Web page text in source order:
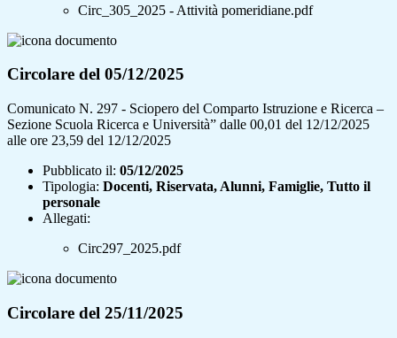
Circ_305_2025 - Attività pomeridiane.pdf
Circolare del 05/12/2025
Comunicato N. 297 - Sciopero del Comparto Istruzione e Ricerca –
Sezione Scuola Ricerca e Università” dalle 00,01 del 12/12/2025
alle ore 23,59 del 12/12/2025
Pubblicato il: 05/12/2025
Tipologia: Docenti, Riservata, Alunni, Famiglie, Tutto il
personale
Allegati:
Circ297_2025.pdf
Circolare del 25/11/2025